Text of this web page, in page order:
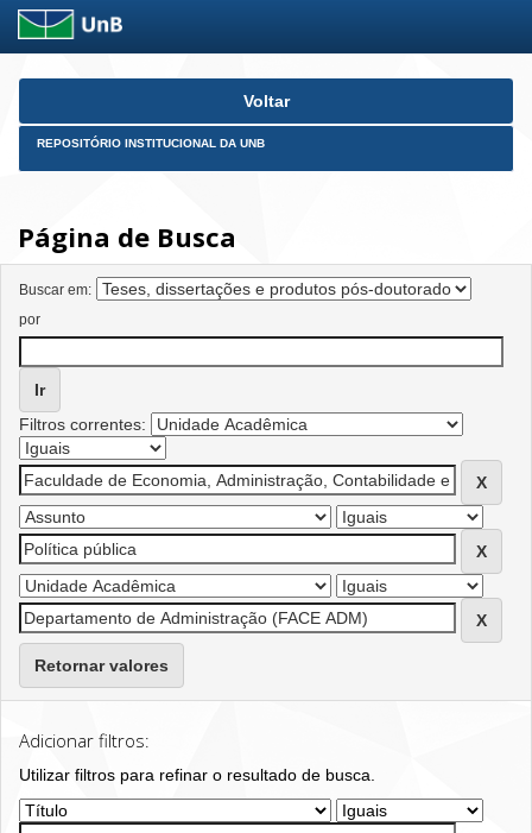
Skip
Voltar
REPOSITÓRIO INSTITUCIONAL DA UNB
Página de Busca
Buscar em:
por
Filtros correntes:
Retornar valores
Adicionar filtros:
Utilizar filtros para refinar o resultado de busca.